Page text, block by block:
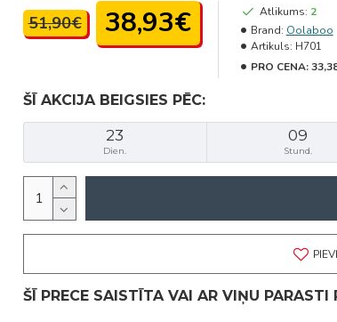
ŠĪ AKCIJA BEIGSIES PĒC:
23
Dien.
09
Stund.
51,90€ 38,93€ Atlikums: 2
Brand: Oolaboo
Artikuls: H701
PRO CENA:
ŠĪ PRECE SAISTĪTA VAI AR VIŅU PARASTI